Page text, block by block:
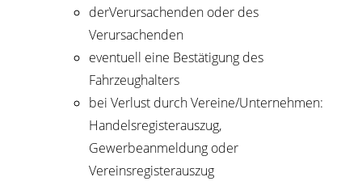
derVerursachenden oder des
Verursachenden
eventuell eine Bestätigung des
Fahrzeughalters
bei Verlust durch Vereine/Unternehmen:
Handelsregisterauszug,
Gewerbeanmeldung oder
Vereinsregisterauszug